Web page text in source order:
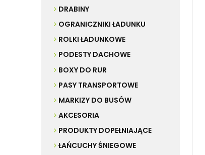
DRABINY
OGRANICZNIKI ŁADUNKU
ROLKI ŁADUNKOWE
PODESTY DACHOWE
BOXY DO RUR
PASY TRANSPORTOWE
MARKIZY DO BUSÓW
AKCESORIA
PRODUKTY DOPEŁNIAJĄCE
ŁAŃCUCHY ŚNIEGOWE